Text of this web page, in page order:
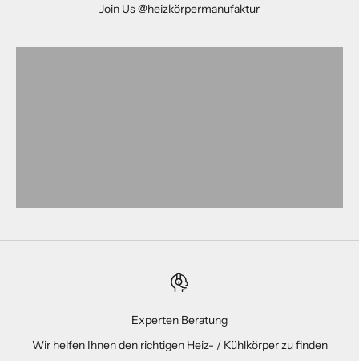
Join Us @heizkörpermanufaktur
Experten Beratung
Wir helfen Ihnen den richtigen Heiz- / Kühlkörper zu finden